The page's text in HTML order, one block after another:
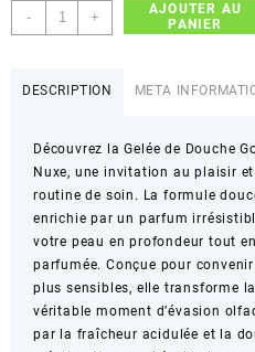
-
quantité
de
Gelée
de
Douche
Gourmande
–
Douche
gourmande
et
parfumée
+
AJOUTER AU
PANIER
DESCRIPTION META
Découvrez la Gelée de Douche
Nuxe, une invitation au plaisir
routine de soin. La formule
enrichie par un parfum
votre peau en profondeur tout
parfumée. Conçue pour
plus sensibles, elle transforme
véritable moment d’évasion
par la fraîcheur acidulée et la